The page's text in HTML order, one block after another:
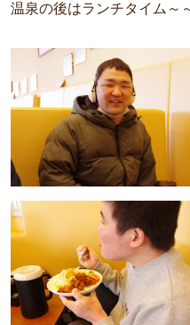
温泉の後はランチタイム～